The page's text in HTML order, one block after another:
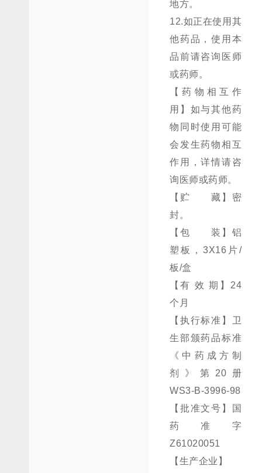
地方。
12.如正在使用其
他药品，使用本
品前请咨询医师
或药师。
【药物相互作
用】如与其他药
物同时使用可能
会发生药物相互
作用，详情请咨
询医师或药师。
【贮 藏】密
封。
【包 装】铝
塑板，3X16片/
板/盒
【有 效 期】24
个月
【执行标准】卫
生部颁药品标准
《中药成方制
剂》第20册
WS3-B-3996-98
【批准文号】国
药准字
Z61020051
【生产企业】